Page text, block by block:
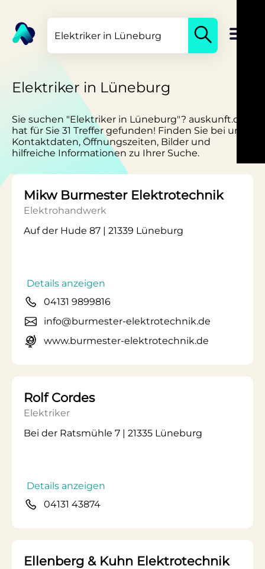
Elektriker in Lüneburg
Sie suchen "Elektriker in Lüneburg"? auskunft.de
hat für Sie 31 Treffer gefunden! Finden Sie bei uns
Kontaktdaten, Öffnungszeiten, Bilder und
hilfreiche Informationen zu Ihrer Suche.
Mikw Burmester Elektrotechnik
Elektrohandwerk
Auf der Hude 87 | 21339 Lüneburg
Details anzeigen
04131 9899816
info@burmester-elektrotechnik.de
www.burmester-elektrotechnik.de
Rolf Cordes
Elektriker
Bei der Ratsmühle 7 | 21335 Lüneburg
Details anzeigen
04131 43874
Ellenberg & Kuhn Elektrotechnik